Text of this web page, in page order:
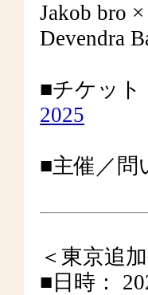
Jakob bro
Devendra
■チケット
2025
■主催／問
＜東京追
■日時：